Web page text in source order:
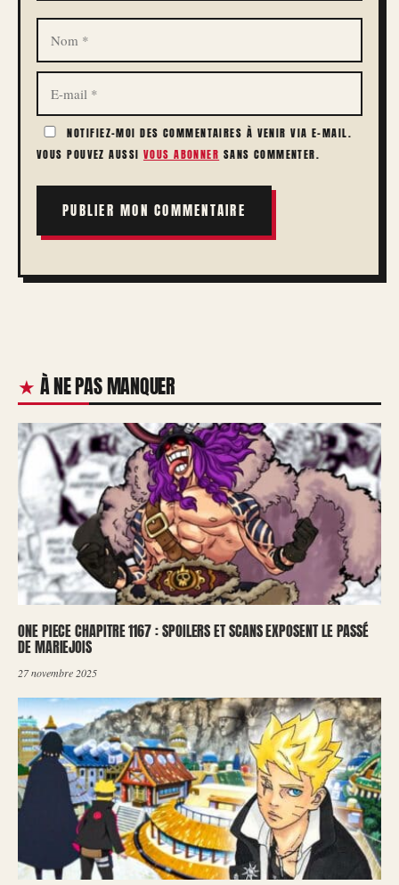
NOM
E-
MAIL
NOTIFIEZ-MOI DES COMMENTAIRES À VENIR VIA E-MAIL.
VOUS POUVEZ AUSSI VOUS ABONNER SANS COMMENTER.
À NE PAS MANQUER
ONE PIECE CHAPITRE 1167 : SPOILERS ET SCANS EXPOSENT LE PASSÉ
DE MARIEJOIS
27 novembre 2025